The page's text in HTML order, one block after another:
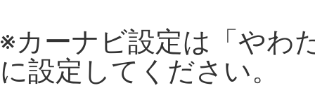
※カーナビ設定は「やわ
に設定してください。